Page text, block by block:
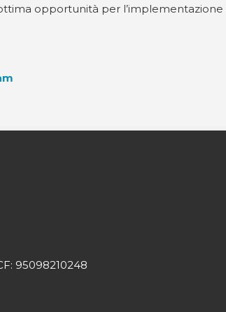
opportunità per
95098210248